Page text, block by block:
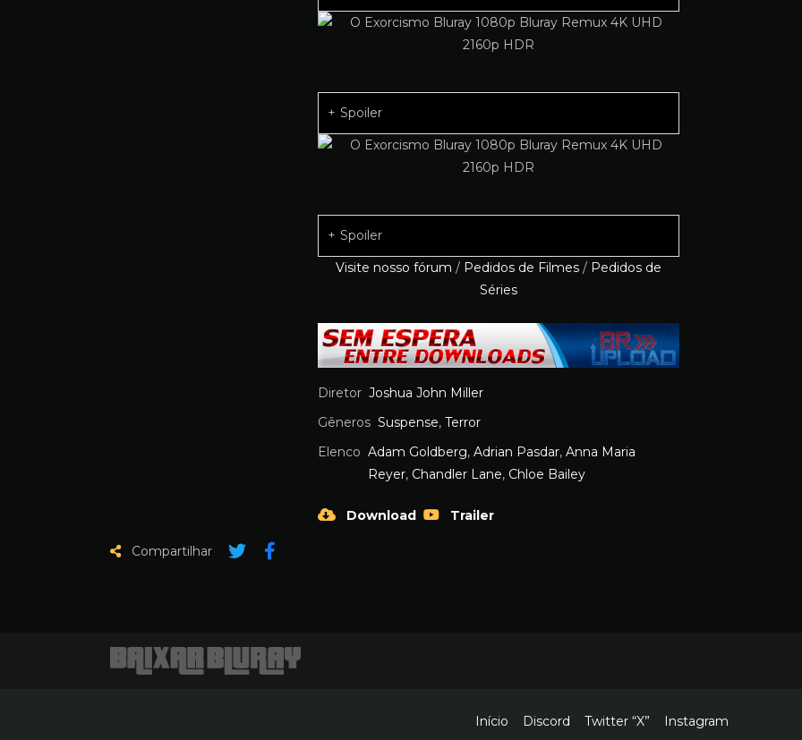
Spoiler
Spoiler
Visite nosso fórum / Pedidos de Filmes / Pedidos de
Séries
Diretor Joshua John Miller
Gêneros Suspense, Terror
Elenco Adam Goldberg, Adrian Pasdar, Anna Maria
Reyer, Chandler Lane, Chloe Bailey
Download Trailer
Compartilhar
Início Discord Twitter “X” Instagram